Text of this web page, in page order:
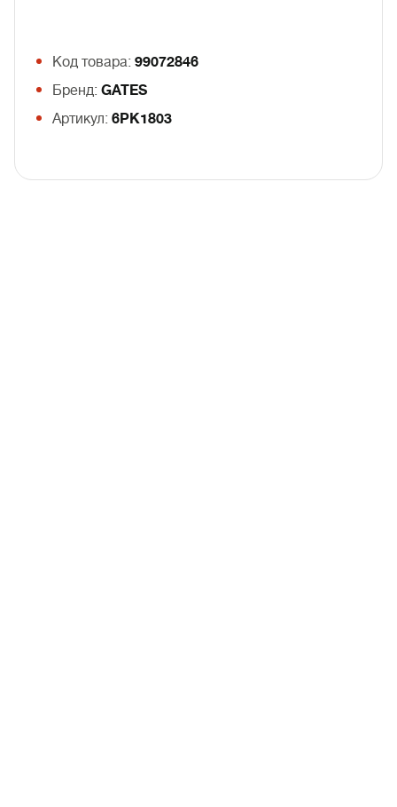
Код товара: 99072846
Бренд: GATES
Артикул: 6PK1803